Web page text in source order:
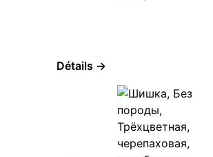
Détails →